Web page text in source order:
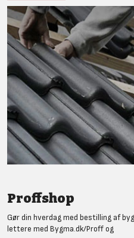
Proffshop
Gør din hverdag med bestilling af
lettere med Bygma.dk/Proff og